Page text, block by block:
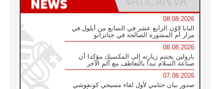
08.08.2026
البابا لاوُن الرابع عشر في السابع من أيلول في
مزار أم المشورة الصالحة في جناتزانو
08.08.2026
بارولين يختتم زيارته إلى المكسيك مؤكدا أن
صناعة السلام تبدأ بالتعاطف مع ألم الآخر
07.08.2026
صدور بيان ختامي لأول لقاء مسيحي كونفوشي